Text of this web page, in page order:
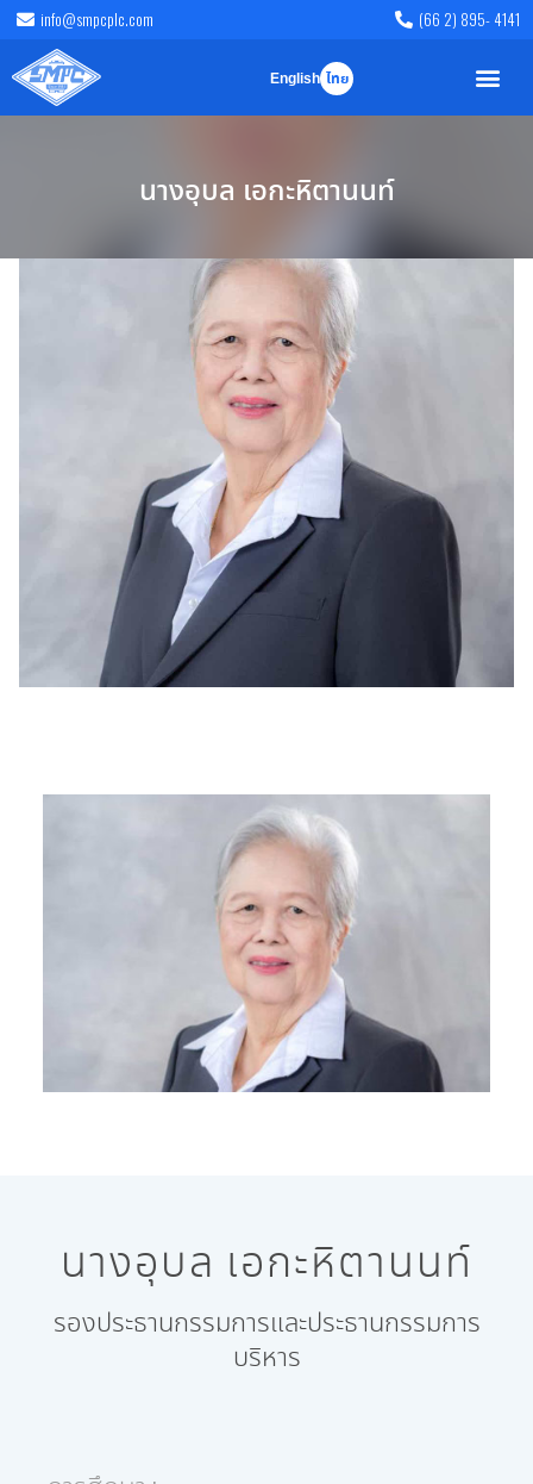
info@smpcplc.com (66 2) 895- 4141
English ไทย
นางอุบล เอกะหิตานนท์
นางอุบล เอกะหิตานนท์
รองประธานกรรมการและประธานกรรมการ
บริหาร